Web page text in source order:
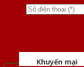
Khuyến mại